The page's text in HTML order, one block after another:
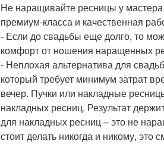
Не наращивайте ресницы у
премиум-класса и качественная
- Если до свадьбы еще долго, то
комфорт от ношения наращенных
- Неплохая альтернатива для
который требует минимум затрат
вечер. Пучки или накладные
накладных ресниц. Результат
для накладных ресниц – это не
стоит делать никогда и никому, это